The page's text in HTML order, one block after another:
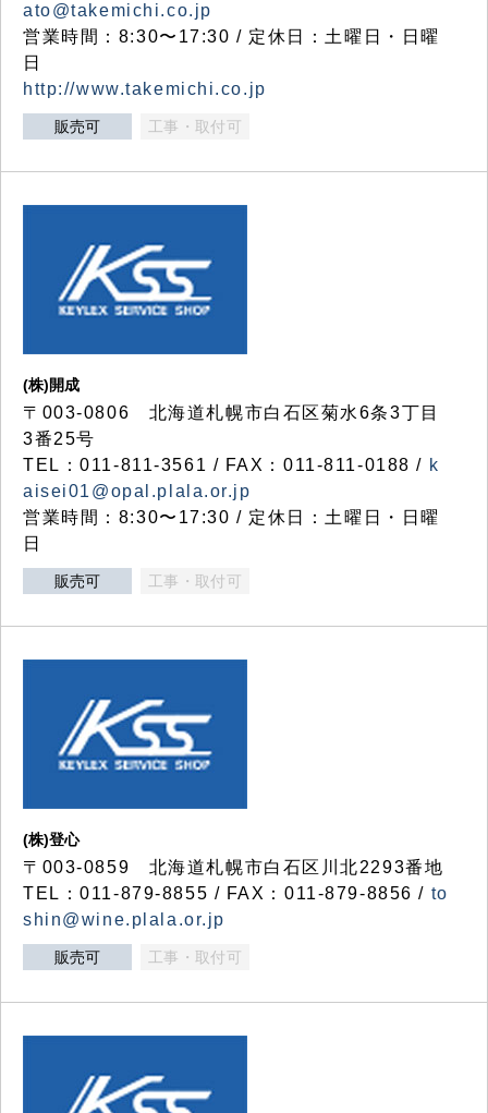
ato@takemichi.co.jp
営業時間：8:30〜17:30 / 定休日：土曜日・日曜
日
http://www.takemichi.co.jp
販売可 工事・取付可
(株)開成
〒003-0806 北海道札幌市白石区菊水6条3丁目
3番25号
TEL：011-811-3561 / FAX：011-811-0188 / k
aisei01@opal.plala.or.jp
営業時間：8:30〜17:30 / 定休日：土曜日・日曜
日
販売可 工事・取付可
(株)登心
〒003-0859 北海道札幌市白石区川北2293番地
TEL：011-879-8855 / FAX：011-879-8856 / to
shin@wine.plala.or.jp
販売可 工事・取付可